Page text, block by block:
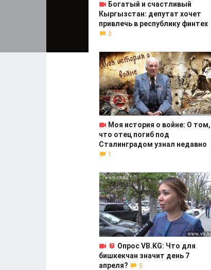
Богатый и счастливый
Кыргызстан: депутат хочет
привлечь в республику финтех
3
Моя история о войне: О том,
что отец погиб под
Сталинградом узнал недавно
1
Опрос VB.KG: Что для
бишкекчан значит день 7
апреля?
5